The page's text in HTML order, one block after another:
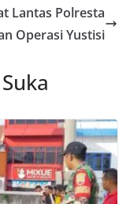
Lantas Polresta
Operasi Yustisi